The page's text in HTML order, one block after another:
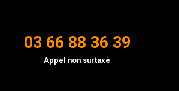
03 66 88 36 39
Appel non surtaxé